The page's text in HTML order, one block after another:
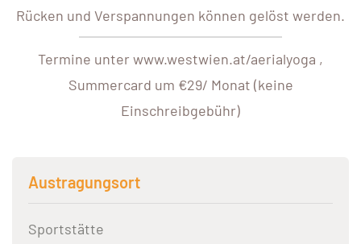
Rücken und Verspannungen können gelöst werden.
Termine unter www.westwien.at/aerialyoga ,
Summercard um €29/ Monat (keine
Einschreibgebühr)
Austragungsort
Sportstätte